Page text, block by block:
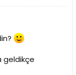
geldikçe